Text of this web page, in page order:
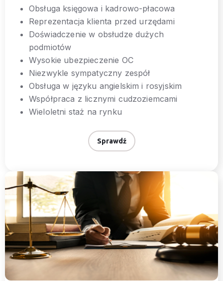
Obsługa księgowa i kadrowo-płacowa
Reprezentacja klienta przed urzędami
Doświadczenie w obsłudze dużych
podmiotów
Wysokie ubezpieczenie OC
Niezwykle sympatyczny zespół
Obsługa w języku angielskim i rosyjskim
Współpraca z licznymi cudzoziemcami
Wieloletni staż na rynku
Sprawdź